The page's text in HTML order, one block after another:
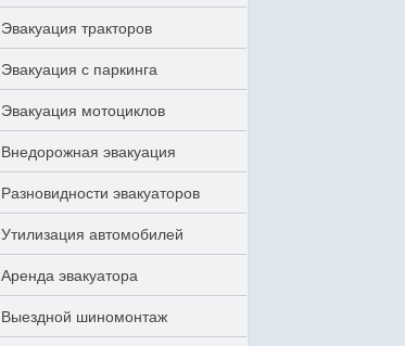
Эвакуация тракторов
Эвакуация с паркинга
Эвакуация мотоциклов
Внедорожная эвакуация
Разновидности эвакуаторов
Утилизация автомобилей
Аренда эвакуатора
Выездной шиномонтаж